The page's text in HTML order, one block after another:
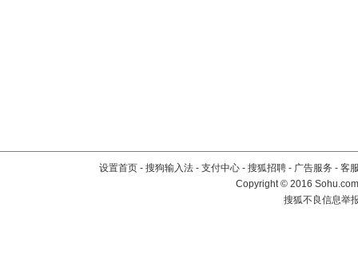
设置首页 - 搜狗输入法 - 支付中心 - 搜狐招聘 - 广告服务 - 客
Copyright©2016
搜狐不良信息举